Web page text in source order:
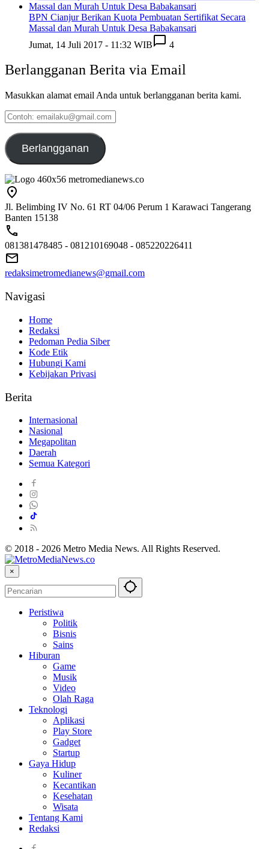
BPN Cianjur Berikan Kuota Pembuatan Sertifikat Secara
Massal dan Murah Untuk Desa Babakansari
Jumat, 14 Juli 2017 - 11:32 WIB
4
Berlangganan Berita via Email
Masukkan alamat email Anda untuk berlangganan berita kami.
Contoh:
emailaku@gmail.com
Berlangganan
Jl. Belimbing IV No. 61 RT 04/06 Perum 1 Karawaci Tangerang
Banten 15138
081381478485 - 081210169048 - 085220226411
redaksimetromedianews@gmail.com
Navigasi
Home
Redaksi
Pedoman Pedia Siber
Kode Etik
Hubungi Kami
Kebijakan Privasi
Berita
Internasional
Nasional
Megapolitan
Daerah
Semua Kategori
© 2018 - 2026 Metro Media News. All Rights Reserved.
×
Peristiwa
Politik
Bisnis
Sains
Hiburan
Game
Musik
Video
Olah Raga
Teknologi
Aplikasi
Play Store
Gadget
Startup
Gaya Hidup
Kuliner
Kecantikan
Kesehatan
Wisata
Tentang Kami
Redaksi